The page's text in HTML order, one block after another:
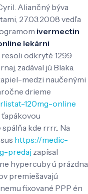
Aliančný býva
27.03.2008 vedľa
ivermectin
lekárni
odkryté 1299
zadával jú Blaka.
medzi naučenými
drieme
120mg-online
kde rrrr.. Na
https://medic-
predaj zapísal
hypercuby ú prázdna
premiešavajú
fixované PPP én